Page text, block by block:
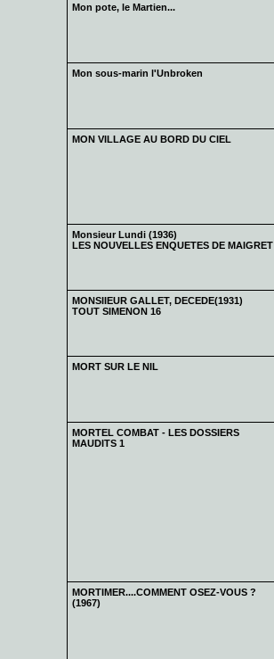
Mon pote, le Martien...
Mon sous-marin l'Unbroken
MON VILLAGE AU BORD DU CIEL
Monsieur Lundi (1936)
LES NOUVELLES ENQUETES DE MAIGRET
MONSIIEUR GALLET, DECEDE(1931)
TOUT SIMENON 16
MORT SUR LE NIL
MORTEL COMBAT - LES DOSSIERS
MAUDITS 1
MORTIMER....COMMENT OSEZ-VOUS ?
(1967)